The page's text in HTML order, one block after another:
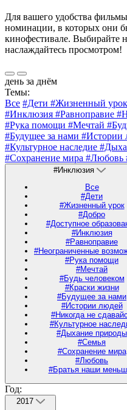
Для вашего удобства
номинации, в которых они
кинофестивале. Выбирайте
наслаждайтесь просмотром!
день за днём
Темы:
Все #Дети #Жизненный урок
#Инклюзия #Равноправие
#Рука помощи #Мечтай
#Будущее за нами #Истории
#Культурное наследие
#Сохранение мира #Любовь
#Инклюзия
Все
#Дети
#Жизненный урок
#Добро
#Доступное
#Инклюзия
#Равноправие
#Неограниченные
#Рука помощи
#Мечтай
#Будь человеком
#Краски жизни
#Будущее за нами
#Истории людей
#Никогда не
#Культурное
#Дыхание природы
#Семья
#Сохранение мира
#Любовь
#Братья наши
Год:
2017